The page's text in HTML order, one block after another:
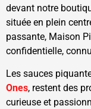
devant notre
située en plein
passante, Maison
confidentielle,
Les sauces
Ones, restent des
curieuse et